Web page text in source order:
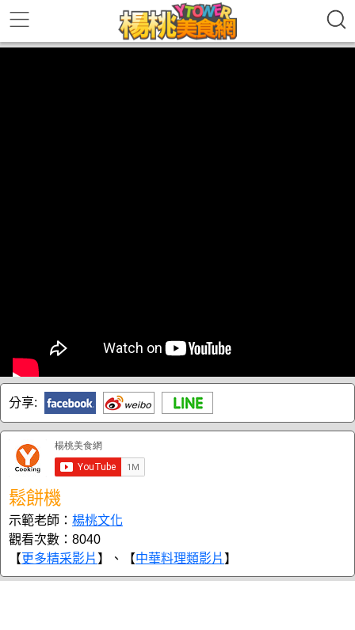
分享:
鬆餅機
示範老師： 楊桃文化
觀看次數：8040
【更多精采影片 】、【中華料理類影片 】